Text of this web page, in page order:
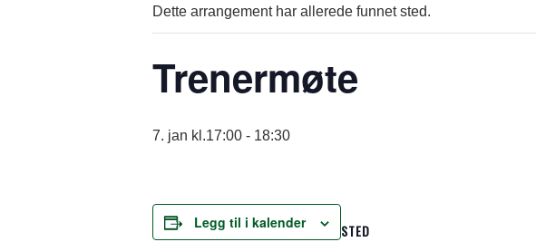
Dette arrangement har allerede funnet sted.
Trenermøte
7. jan kl.17:00 - 18:30
Legg til i kalender STED